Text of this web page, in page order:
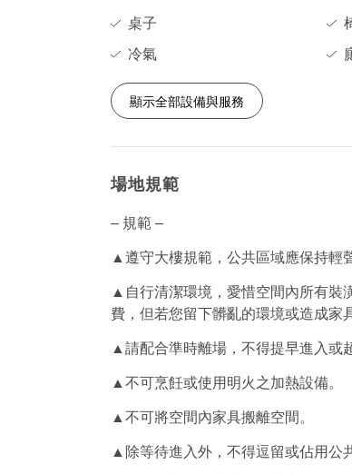
桌子
冷氣
顯示全部設備與服務
場地規範
– 規範 –
▲遵守大樓規範，公共區域應保持輕
▲自行清潔環境，愛惜空間內所有裝
費，但若您留下髒亂的環境或造成家
▲請配合準時離場，不得提早進入或
▲不可烹飪或使用明火之加熱設備。
▲不可將空間內家具搬離空間。
▲除等待進入外，不得逗留或佔用公